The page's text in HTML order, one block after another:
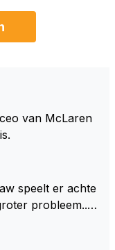
van McLaren
speelt er achte
probleem..."